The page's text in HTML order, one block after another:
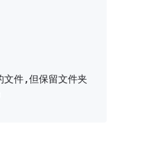
件,但保留文件夹